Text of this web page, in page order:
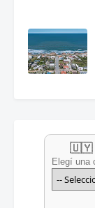
🇺🇾
Elegí una